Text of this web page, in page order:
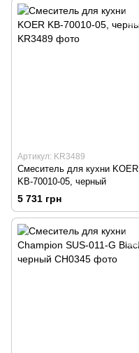
Артикул: KR3489
Смеситель для кухни KOER
KB-70010-05, черный
5 731 грн